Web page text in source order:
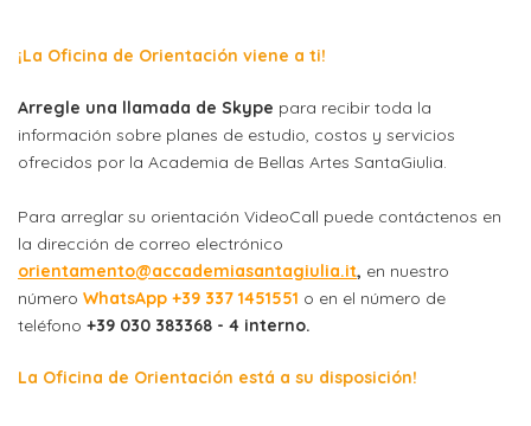
y
aplicadas
Precios
cursos
Título
¡La Oficina de Orientación viene a ti!
Arregle una llamada de Skype para recibir toda la
información sobre planes de estudio, costos y servicios
ofrecidos por la Academia de Bellas Artes SantaGiulia.
Para arreglar su orientación VideoCall puede contáctenos en
la dirección de correo electrónico
orientamento@accademiasantagiulia.it, en nuestro
número WhatsApp +39 337 1451551 o en el número de
teléfono +39 030 383368 - 4 interno.
La Oficina de Orientación está a su disposición!